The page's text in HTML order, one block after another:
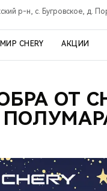
р-н, с. Бугровское, д.
МИР CHERY АКЦИИ
ОТ